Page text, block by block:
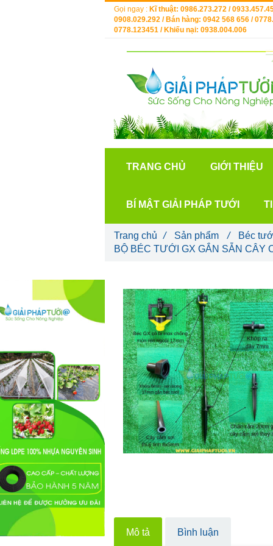
Mô tả Bình luận
Trang chủ / Sản phẩm /
Béc
BỘ BÉC TƯỚI GX GẮN SẴN CÂY
Gọi ngay : Kĩ thuật: 0986.273.272 /
0908.029.292 / Bán hàng: 0942 568 656 /
0778.123451 / Khiếu nại: 0938.004.006
TRANG CHỦ GIỚI THIỆU
BÍ MẬT GIẢI PHÁP TƯỚI